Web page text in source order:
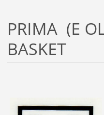
PRIMA (E
BASKET